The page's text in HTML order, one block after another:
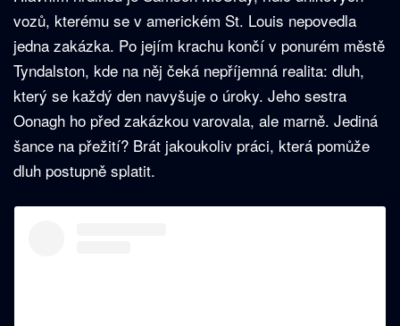
vozů, kterému se v americkém St. Louis nepovedla
jedna zakázka. Po jejím krachu končí v ponurém městě
Tyndalston, kde na něj čeká nepříjemná realita: dluh,
který se každý den navyšuje o úroky. Jeho sestra
Oonagh ho před zakázkou varovala, ale marně. Jediná
šance na přežití? Brát jakoukoliv práci, která pomůže
dluh postupně splatit.